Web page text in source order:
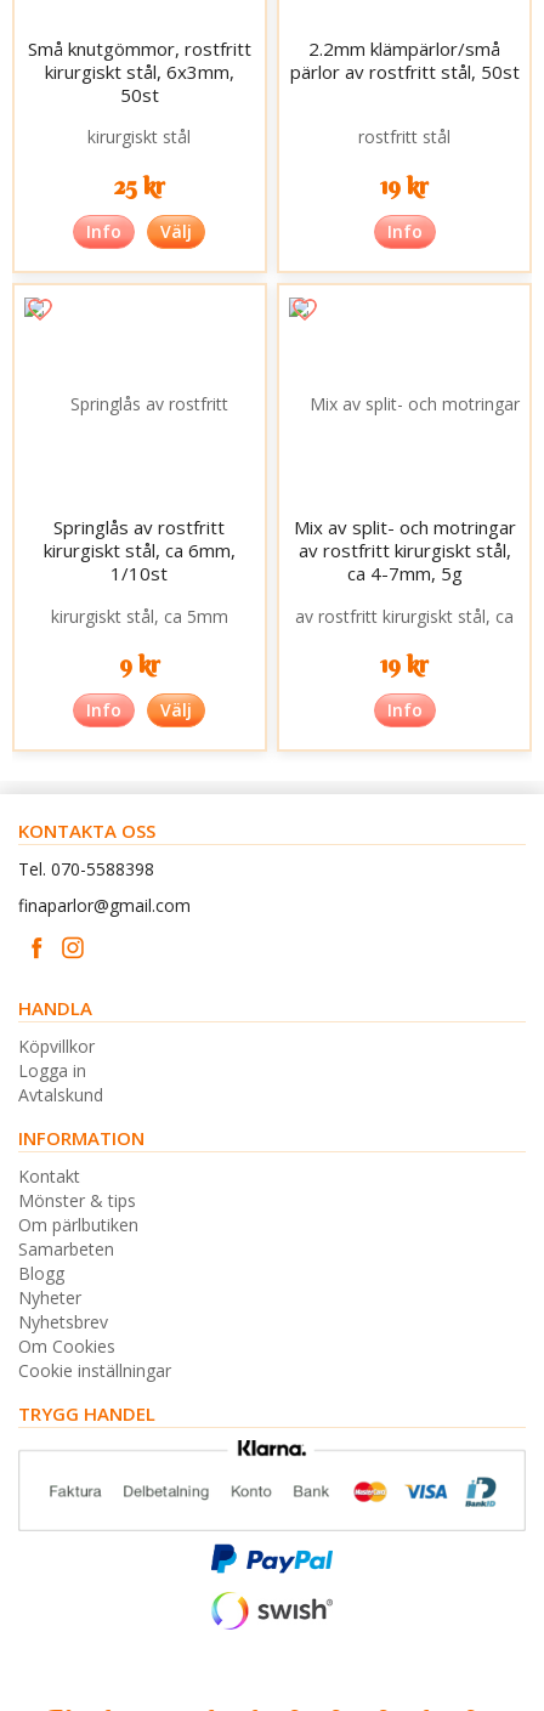
Små knutgömmor, rostfritt
kirurgiskt stål, 6x3mm,
50st
25 kr
Info Välj
2.2mm klämpärlor/små
pärlor av rostfritt stål, 50st
19 kr
Info
Springlås av rostfritt
kirurgiskt stål, ca 6mm,
1/10st
9 kr
Info Välj
Mix av split- och motringar
av rostfritt kirurgiskt stål,
ca 4-7mm, 5g
19 kr
Info
KONTAKTA OSS
Tel. 070-5588398
finaparlor@gmail.com
HANDLA
Köpvillkor
Logga in
Avtalskund
INFORMATION
Kontakt
Mönster & tips
Om pärlbutiken
Samarbeten
Blogg
Nyheter
Nyhetsbrev
Om Cookies
Cookie inställningar
TRYGG HANDEL